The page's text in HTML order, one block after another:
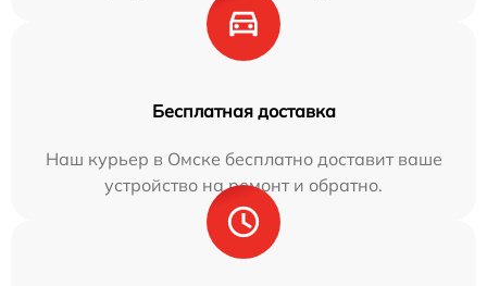
Бесплатная доставка
Наш курьер в Омске бесплатно доставит ваше
устройство на ремонт и обратно.